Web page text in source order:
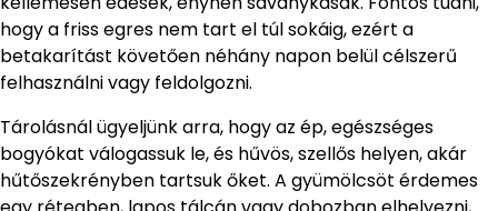
hogy a friss egres nem tart el túl sokáig, ezért a
betakarítást követően néhány napon belül célszerű
felhasználni vagy feldolgozni.
Tárolásnál ügyeljünk arra, hogy az ép, egészséges
bogyókat válogassuk le, és hűvös, szellős helyen, akár
hűtőszekrényben tartsuk őket. A gyümölcsöt érdemes